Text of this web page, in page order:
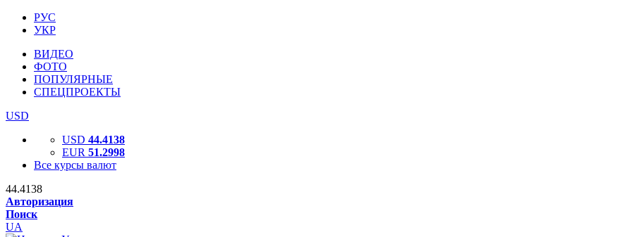
РУС
УКР
ВИДЕО
ФОТО
ПОПУЛЯРНЫЕ
СПЕЦПРОЕКТЫ
USD
USD 44.4138
EUR 51.2998
Все курсы валют
44.4138
Авторизация
Поиск
UA